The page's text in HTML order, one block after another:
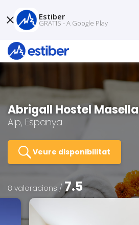
Abrigall Hostel Masella
Alp, Espanya
Veure disponibilitat
8 valoracions /7.5
Estiber
GRATIS - A Google Play